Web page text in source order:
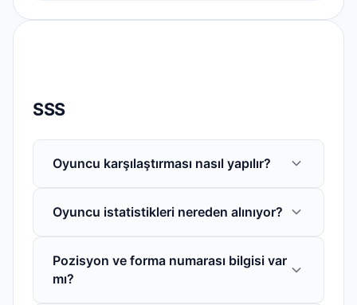
SSS
Oyuncu karşılaştırması nasıl yapılır?
butonuna tıklayarak karşılaştırmak
ekleyebilirsiniz. Karşılaştırma sayfasında
pozisyon, kulüp, milliyet, yaş, gol, asist ve
Oyuncu istatistikleri nereden alınıyor?
verileri, federasyon kaynakları ve güvenilir
futbol istatistik platformlarından
Pozisyon ve forma numarası bilgisi var
mı?